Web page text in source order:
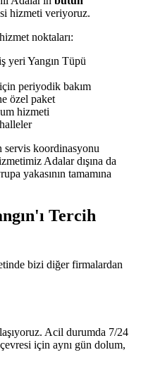
hizmeti veriyoruz.
noktaları:
yeri Yangın Tüpü
periyodik bakım
özel paket
hizmeti
servis koordinasyonu
Adalar dışına da
yakasının tamamına
Tercih
bizi diğer firmalardan
Acil durumda 7/24
için aynı gün dolum,